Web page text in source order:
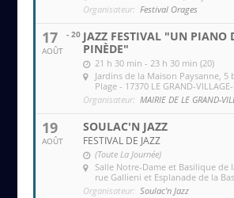
Organisateur: Festival Orages
17
AOÛT
- 20 JAZZ FESTIVAL "UN PIANO
PINÈDE"
21 h 30 min - 23 h 30 min (20)
Jardins de la Maison Paysanne, 5
Plage - 17370 LE GRAND-
Organisateur: MAIRIE DE LE GRAND-
19
AOÛT
SOULAC'N JAZZ
FESTIVAL DE JAZZ
(Toute La Journée)
Salle Notre-Dame et Basilique de
rue Gallieni et Esplanade de la
Organisateur: Soulac'n Jazz